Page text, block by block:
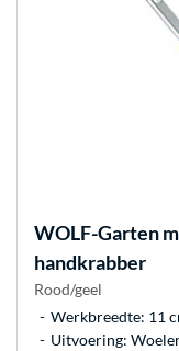
WOLF-Garten
handkrabber
Rood/geel
Werkbreedte: 11
Uitvoering: